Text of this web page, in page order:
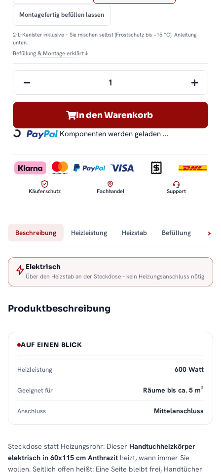
Montagefertig befüllen lassen
2-L-Kanister inklusive – Sie mischen selbst (Frostschutz bis −15 °C). Anleitung
unten.
Befüllung & Montage erklärt↓
In den Warenkorb
Loading... Komponenten werden geladen ...
Käuferschutz Fachhandel Support
Beschreibung Heizleistung Heizstab Befüllung
Elektrisch
Über den Heizstab an der Steckdose – kein Heizungsanschluss nötig.
Produktbeschreibung
Steckdose statt Heizungsrohr: Dieser Handtuchheizkörper
elektrisch in 60x115 cm Anthrazit heizt, wann immer Sie
wollen. Seitlich offen heißt: Eine Seite bleibt frei, Handtücher
AUF EINEN BLICK
Heizleistung 600 Watt
Geeignet für Räume bis ca. 5 m²
Anschluss Mittelanschluss